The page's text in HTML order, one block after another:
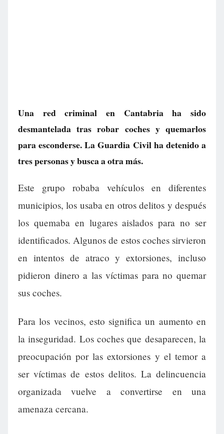
Una red criminal en Cantabria ha sido
desmantelada tras robar coches y quemarlos
para esconderse. La Guardia Civil ha detenido a
tres personas y busca a otra más.
Este grupo robaba vehículos en diferentes
municipios, los usaba en otros delitos y después
los quemaba en lugares aislados para no ser
identificados. Algunos de estos coches sirvieron
en intentos de atraco y extorsiones, incluso
pidieron dinero a las víctimas para no quemar
sus coches.
Para los vecinos, esto significa un aumento en
la inseguridad. Los coches que desaparecen, la
preocupación por las extorsiones y el temor a
ser víctimas de estos delitos. La delincuencia
organizada vuelve a convertirse en una
amenaza cercana.